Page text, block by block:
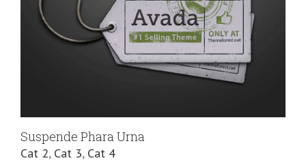
Suspende Phara Urna
Cat 2, Cat 3, Cat 4